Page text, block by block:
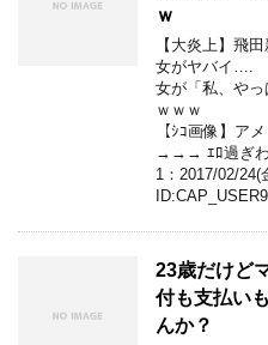
ｗ
【大炎上】飛
女がヤバイ….
女が「私、や
ｗｗｗ
【ｼｺ画像】ア
→→→ ｴﾛ過ぎわ
1：2017/02/24(
23歳だけど
付も支払い
んか？